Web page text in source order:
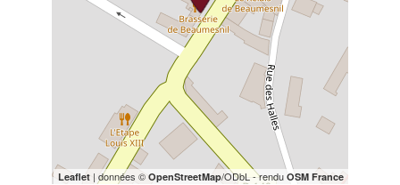
Leaflet | données © OpenStreetMap/ODbL - rendu OSM France